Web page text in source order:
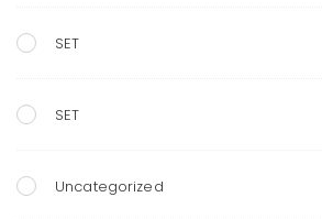
SET
SET
Uncategorized